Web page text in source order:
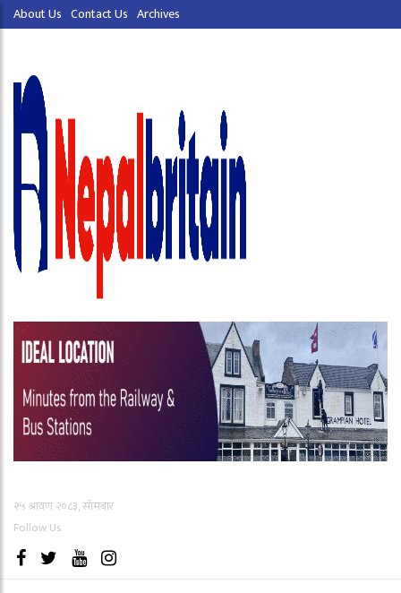
About Us Contact Us Archives
२५ श्रावण २०८३, सोमबार
Follow Us